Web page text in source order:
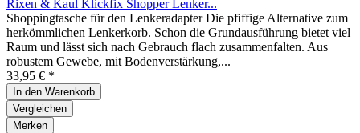
Rixen & Kaul Klickfix Shopper Lenker...
Shoppingtasche für den Lenkeradapter Die pfiffige Alternative zum
herkömmlichen Lenkerkorb. Schon die Grundausführung bietet viel
Raum und lässt sich nach Gebrauch flach zusammenfalten. Aus
robustem Gewebe, mit Bodenverstärkung,...
33,95 € *
In den Warenkorb
Vergleichen
Merken